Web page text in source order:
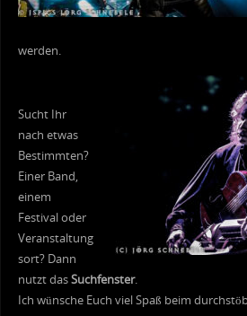
werden.
Sucht Ihr
nach etwas
Bestimmten?
Einer Band,
einem
Festival oder
Veranstaltung
sort? Dann
nutzt dasSuchfenster.
Ich wünsche Euch viel Spaß beim